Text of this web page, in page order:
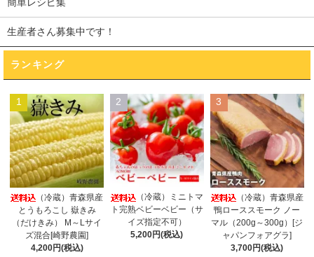
生産者さん募集中です！
ランキング
1
（冷蔵）青森県産
とうもろこし 嶽きみ
（だけきみ） M～Lサイ
ズ混合[崎野農園]
4,200円(税込)
2
（冷蔵）ミニトマ
ト完熟ベビーベビー（サ
イズ指定不可）
5,200円(税込)
3
（冷蔵）青森県産
鴨ローススモーク ノー
マル（200g～300g）[ジ
ャパンフォアグラ]
3,700円(税込)